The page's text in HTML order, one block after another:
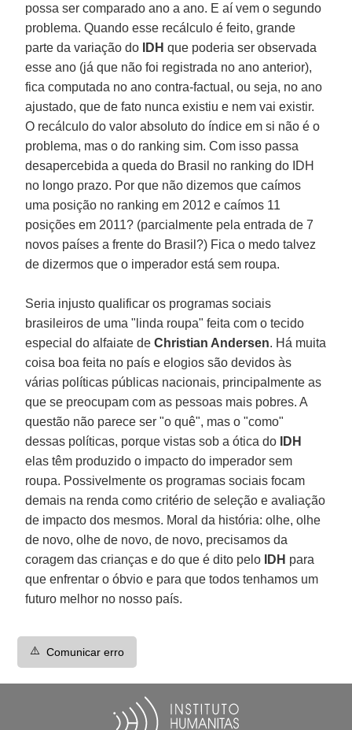
possa ser comparado ano a ano. E aí vem o segundo
problema. Quando esse recálculo é feito, grande
parte da variação do
IDHque poderia ser observada
esse ano (já que não foi registrada no ano anterior),
fica computada no ano contra-factual, ou seja, no ano
ajustado, que de fato nunca existiu e nem vai existir.
O recálculo do valor absoluto do índice em si não é o
problema, mas o do ranking sim. Com isso passa
desapercebida a queda do Brasil no ranking do IDH
no longo prazo. Por que não dizemos que caímos
uma posição no ranking em 2012 e caímos 11
posições em 2011? (parcialmente pela entrada de 7
novos países a frente do Brasil?) Fica o medo talvez
de dizermos que o imperador está sem roupa.
Seria injusto qualificar os programas sociais
brasileiros de uma "linda roupa" feita com o tecido
especial do alfaiate deChristian Andersen. Há muita
coisa boa feita no país e elogios são devidos às
várias políticas públicas nacionais, principalmente as
que se preocupam com as pessoas mais pobres. A
questão não parece ser "o quê", mas o "como"
dessas políticas, porque vistas sob a ótica do
IDH
elas têm produzido o impacto do imperador sem
roupa. Possivelmente os programas sociais focam
demais na renda como critério de seleção e avaliação
de impacto dos mesmos. Moral da história: olhe, olhe
de novo, olhe de novo, de novo, precisamos da
coragem das crianças e do que é dito pelo
IDH para
que enfrentar o óbvio e para que todos tenhamos um
futuro melhor no nosso país.
⚠️ Comunicar erro